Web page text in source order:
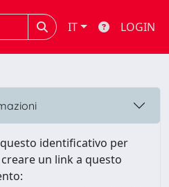
IT LOGIN
identificativo per
un link a questo